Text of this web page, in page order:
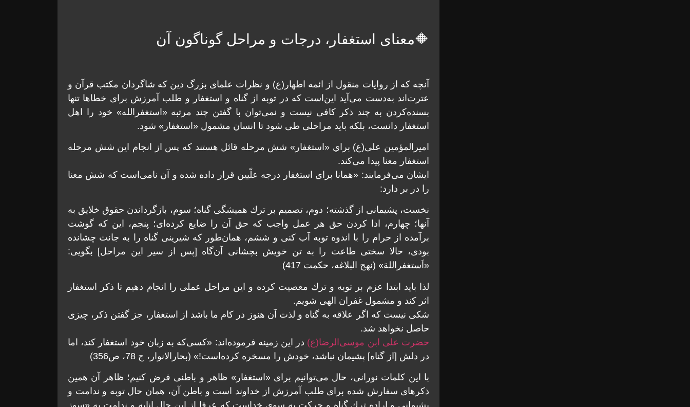
🔶معنای استغفار، درجات و مراحل گوناگون آن
آنچه كه از روايات منقول از ائمه اطهار(ع) و نظرات علمای بزرگ دين که شاگردان مکتب قرآن و
عترت‌اند به‌دست می‌آيد اين‌است كه در توبه از گناه و استغفار و طلب آمرزش برای خطاها تنها
بسنده‌کردن به چند ذكر کافی نيست و نمی‌توان با گفتن چند مرتبه «استغفرالله» خود را اهل
استغفار دانست، بلكه بايد مراحلی طی شود تا انسان مشمول «استغفار» شود.
اميرالمؤمين علی(ع) براي «استغفار» شش مرحله قائل هستند كه پس از انجام اين شش مرحله
استغفار معنا پيدا می‌كند.
ايشان می‌فرمايند: «همانا برای استغفار درجه علّيين قرار داده شده و آن نامی‌است كه شش معنا
را در بر دارد:
نخست، پشيمانی از گذشته؛ دوم، تصميم بر ترك هميشگی گناه؛ سوم، بازگرداندن حقوق خلايق به
آنها؛ چهارم، ادا كردن حق هر عمل واجب كه حق آن را ضايع كرده‌ای؛ پنجم، اين كه گوشت
برآمده از حرام را با اندوه توبه آب كنی و ششم، همان‌طور كه شيرينی گناه را به جانت چشانده
بودی، حالا سختی طاعت را به تن خويش بچشانی آن‌گاه [پس از سير اين مراحل] بگویی:
«اَستغفراللهَ» (نهج البلاغه، حکمت 417)
لذا بايد ابتدا عزم بر توبه و ترك معصيت كرده و اين مراحل عملی را انجام دهيم تا ذكر استغفار
اثر كند و مشمول غفران الهی شويم.
شکی نيست که اگر علاقه به گناه و لذت آن هنوز در كام ما باشد از استغفار، جز گفتن ذكر، چيزی
حاصل نخواهد شد.
حضرت علی ابن موسی‌الرضا(ع) در اين زمينه فرموده‌اند: «كسی‌كه به زبان خود استغفار كند، اما
در دلش [از گناه] پشيمان نباشد، خودش را مسخره كرده‌است!» (بحارالانوار، ج 78، ص356)
با اين کلمات نورانی، حال می‌توانيم برای «استغفار» ظاهر و باطنی فرض كنيم؛ ظاهر آن همين
ذكرهای سفارش شده برای طلب آمرزش از خداوند است و باطن آن، همان حال توبه و ندامت و